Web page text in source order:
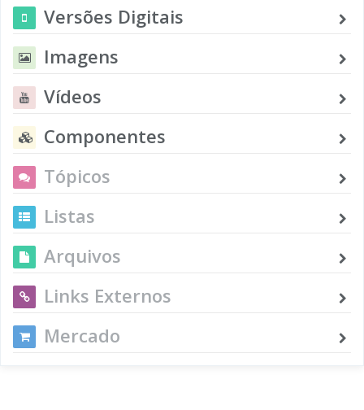
Versões Digitais
Imagens
Vídeos
Componentes
Tópicos
Listas
Arquivos
Links Externos
Mercado